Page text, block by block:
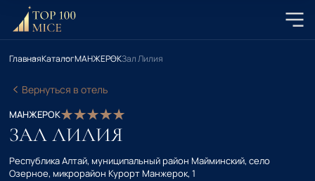
ГлавнаяКаталогМАНЖЕРОКЗал Лилия
МАНЖЕРОК
ЗАЛ ЛИЛИЯ
Республика Алтай, муниципальный район Майминский, село
Озерное, микрорайон Курорт Манжерок, 1
Вернуться в отель